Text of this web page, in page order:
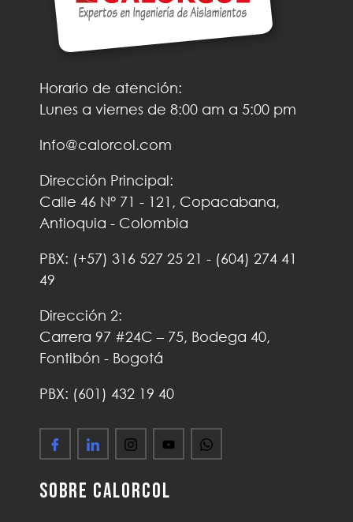
Horario de atención:
Lunes a viernes de 8:00 am a 5:00 pm
Info@calorcol.com
Dirección Principal:
Calle 46 N° 71 - 121, Copacabana,
Antioquia - Colombia
PBX: (+57) 316 527 25 21 - (604) 274 41
49
Dirección 2:
Carrera 97 #24C – 75, Bodega 40,
Fontibón - Bogotá
PBX: (601) 432 19 40
Sobre Calorcol